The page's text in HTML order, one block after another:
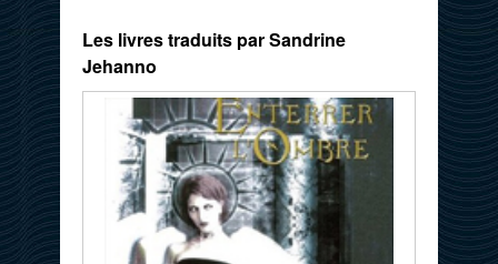
Les livres traduits par Sandrine
Jehanno